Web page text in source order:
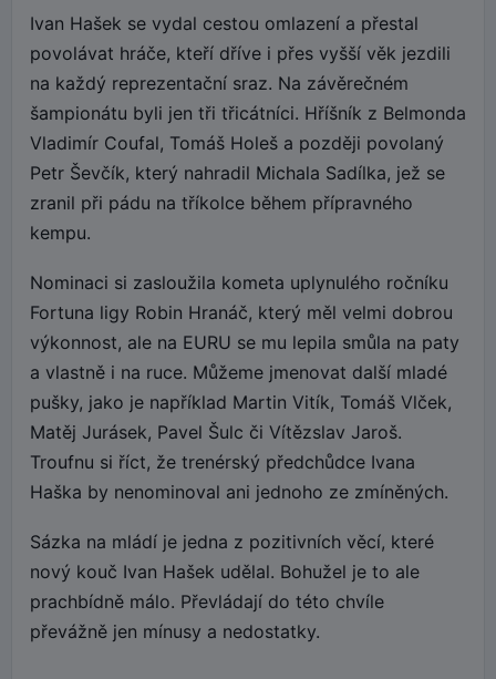
Ivan Hašek se vydal cestou omlazení a přestal
povolávat hráče, kteří dříve i přes vyšší věk jezdili
na každý reprezentační sraz. Na závěrečném
šampionátu byli jen tři třicátníci. Hříšník z Belmonda
Vladimír Coufal, Tomáš Holeš a později povolaný
Petr Ševčík, který nahradil Michala Sadílka, jež se
zranil při pádu na tříkolce během přípravného
kempu.
Nominaci si zasloužila kometa uplynulého ročníku
Fortuna ligy Robin Hranáč, který měl velmi dobrou
výkonnost, ale na EURU se mu lepila smůla na paty
a vlastně i na ruce. Můžeme jmenovat další mladé
pušky, jako je například Martin Vitík, Tomáš Vlček,
Matěj Jurásek, Pavel Šulc či Vítězslav Jaroš.
Troufnu si říct, že trenérský předchůdce Ivana
Haška by nenominoval ani jednoho ze zmíněných.
Sázka na mládí je jedna z pozitivních věcí, které
nový kouč Ivan Hašek udělal. Bohužel je to ale
prachbídně málo. Převládají do této chvíle
převážně jen mínusy a nedostatky.